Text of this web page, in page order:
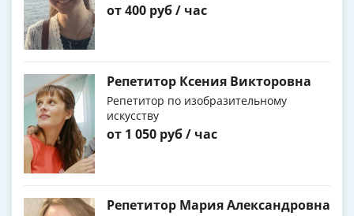
от 400 руб / час
Репетитор Ксения Викторовна
Репетитор по изобразительному
искусству
от 1 050 руб / час
Репетитор Мария Александровна